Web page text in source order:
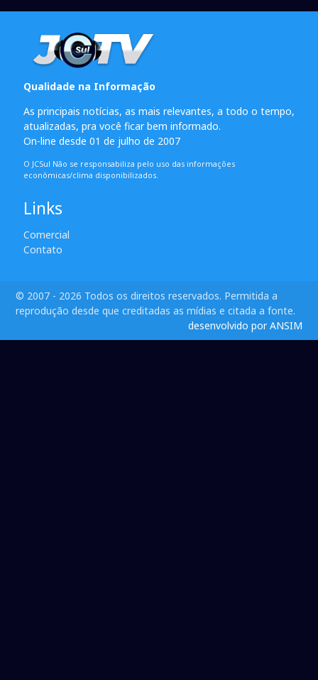
Qualidade na Informação
As principais notícias, as mais relevantes, a todo o tempo,
atualizadas, pra você ficar bem informado.
On-line desde 01 de julho de 2007
O JCSul Não se responsabiliza pelo uso das informações
econômicas/clima disponibilizados.
Links
Comercial
Contato
© 2007 - 2026 Todos os direitos reservados. Permitida a
reprodução desde que creditadas as mídias e citada a fonte.
desenvolvido por ANSIM